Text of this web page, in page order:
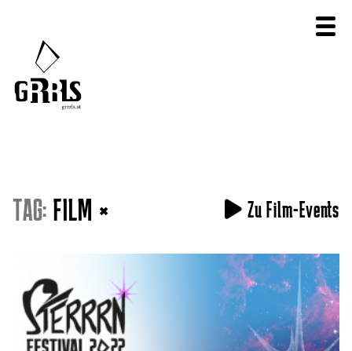
TAG: FILM × Zu Film-Events